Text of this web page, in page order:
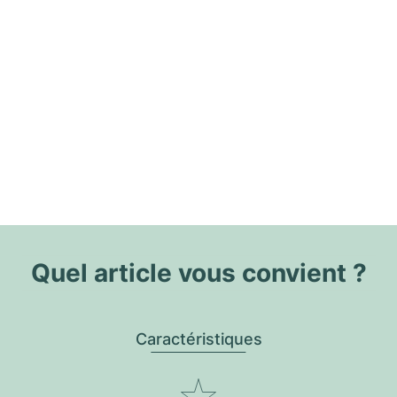
Quel article vous convient ?
Caractéristiques